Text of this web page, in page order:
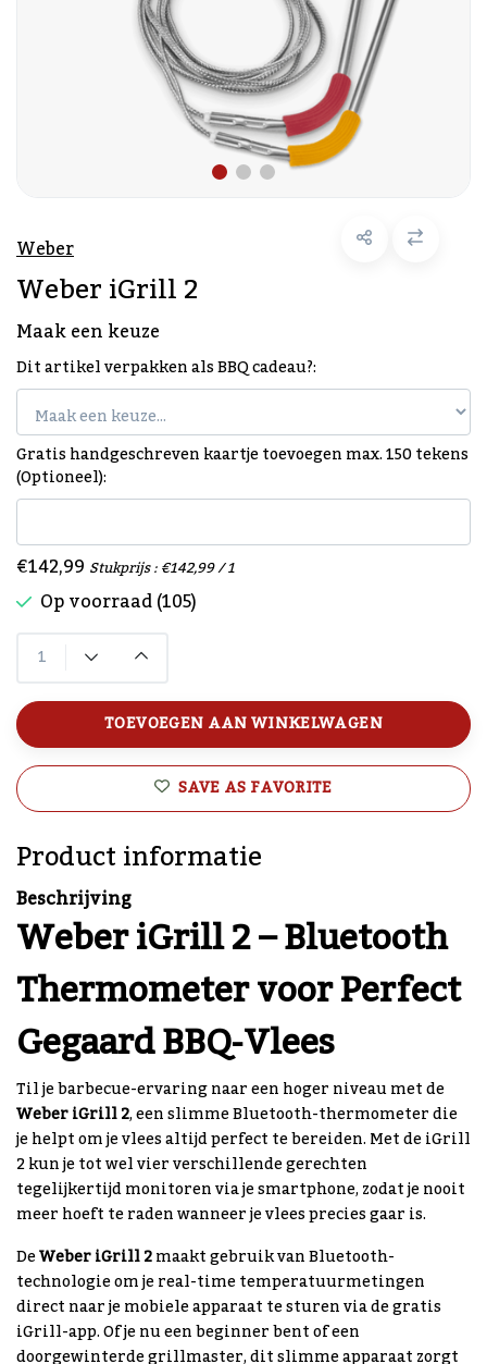
Weber
Weber iGrill 2
Maak een keuze
Dit artikel verpakken als BBQ cadeau?:
Gratis handgeschreven kaartje toevoegen max. 150 tekens
(Optioneel):
€142,99 Stukprijs : €142,99 / 1
Op voorraad (105)
TOEVOEGEN AAN WINKELWAGEN
SAVE AS FAVORITE
Product informatie
Beschrijving
Weber iGrill 2 – Bluetooth
Thermometer voor Perfect
Gegaard BBQ-Vlees
Til je barbecue-ervaring naar een hoger niveau met de
Weber iGrill 2, een slimme Bluetooth-thermometer die
je helpt om je vlees altijd perfect te bereiden. Met de iGrill
2 kun je tot wel vier verschillende gerechten
tegelijkertijd monitoren via je smartphone, zodat je nooit
meer hoeft te raden wanneer je vlees precies gaar is.
DeWeber iGrill 2maakt gebruik van Bluetooth-
technologie om je real-time temperatuurmetingen
direct naar je mobiele apparaat te sturen via de gratis
iGrill-app. Of je nu een beginner bent of een
doorgewinterde grillmaster, dit slimme apparaat zorgt